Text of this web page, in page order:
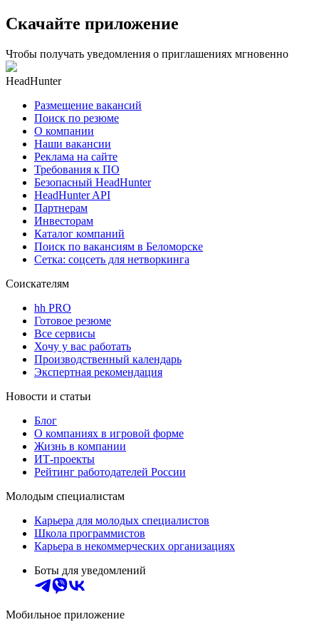
Скачайте приложение
Чтобы получать уведомления о приглашениях мгновенно
HeadHunter
Размещение вакансий
Поиск по резюме
О компании
Наши вакансии
Реклама на сайте
Требования к ПО
Безопасный HeadHunter
HeadHunter API
Партнерам
Инвесторам
Каталог компаний
Поиск по вакансиям в Беломорске
Сетка: соцсеть для нетворкинга
Соискателям
hh PRO
Готовое резюме
Все сервисы
Хочу у вас работать
Производственный календарь
Экспертная рекомендация
Новости и статьи
Блог
О компаниях в игровой форме
Жизнь в компании
ИТ-проекты
Рейтинг работодателей России
Молодым специалистам
Карьера для молодых специалистов
Школа программистов
Карьера в некоммерческих организациях
Боты для уведомлений
Мобильное приложение